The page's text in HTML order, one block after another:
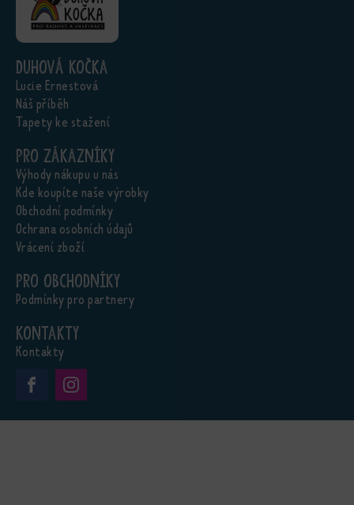
Duhová kočka
Lucie Ernestová
Náš příběh
Tapety ke stažení
Pro zákazníky
Výhody nákupu u nás
Kde koupíte naše výrobky
Obchodní podmínky
Ochrana osobních údajů
Vrácení zboží
Pro obchodníky
Podmínky pro partnery
Kontakty
Kontakty